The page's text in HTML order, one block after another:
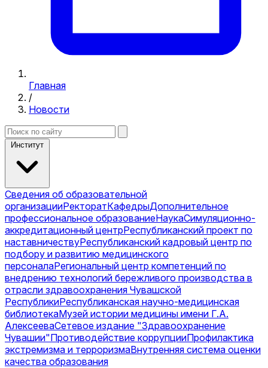
Главная
/
Новости
Институт
Сведения об образовательной
организацииРекторатКафедрыДополнительное
профессиональное образованиеНаукаСимуляционно-
аккредитационный центрРеспубликанский проект по
наставничествуРеспубликанский кадровый центр по
подбору и развитию медицинского
персоналаРегиональный центр компетенций по
внедрению технологий бережливого производства в
отрасли здравоохранения Чувашской
РеспубликиРеспубликанская научно-медицинская
библиотекаМузей истории медицины имени Г.А.
АлексееваСетевое издание "Здравоохранение
Чувашии"Противодействие коррупцииПрофилактика
экстремизма и терроризмаВнутренняя система оценки
качества образования